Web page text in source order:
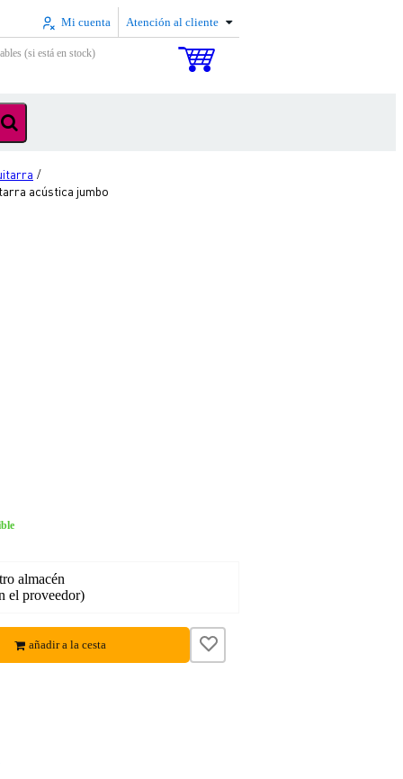
Mi cuenta Atención al cliente
(si está en stock)
/
acústica jumbo
almacén
el proveedor)
añadir a la cesta